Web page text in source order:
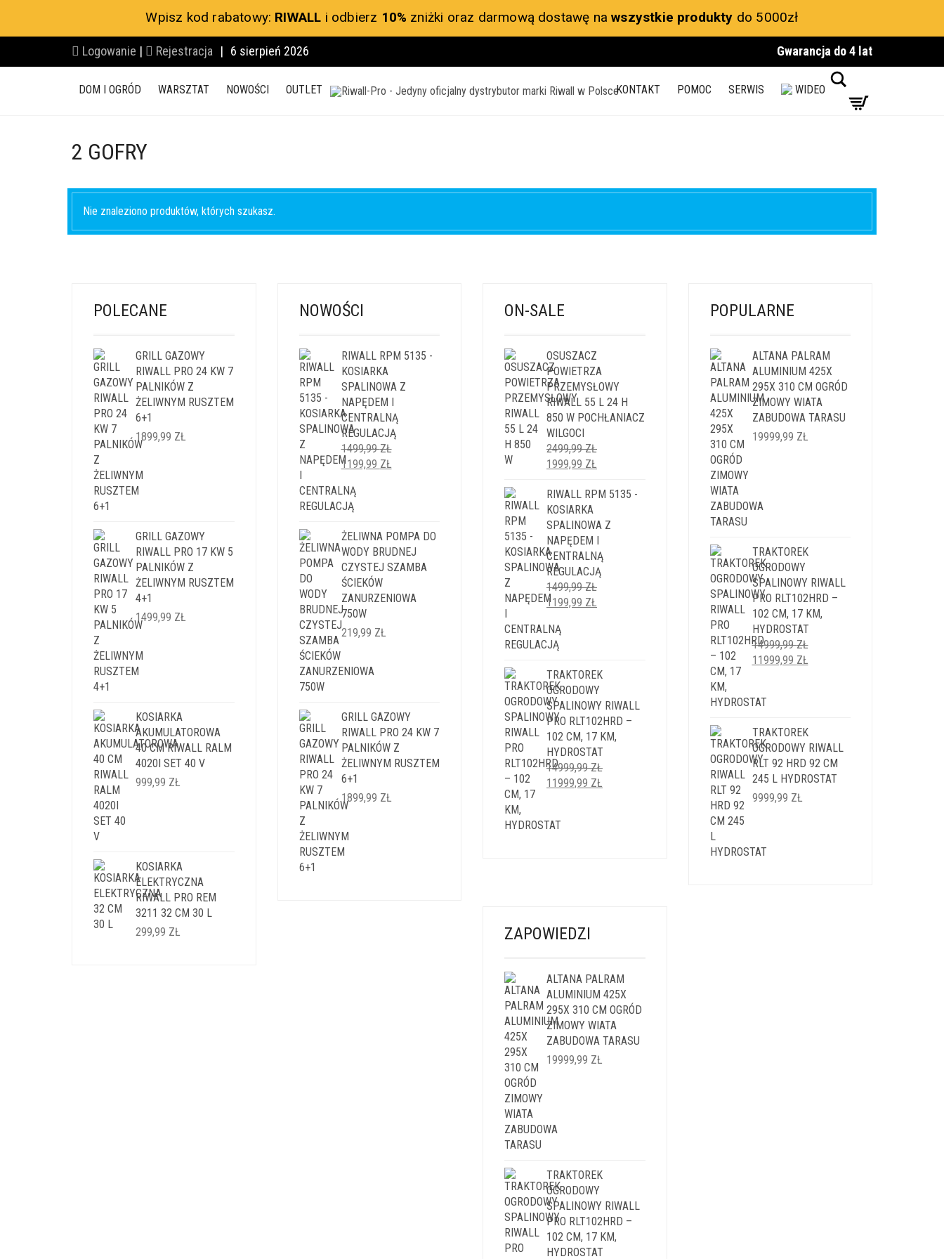
Wpisz kod rabatowy: RIWALL i odbierz 10% zniżki oraz darmową dostawę nawszystkie produkty do 5000zł
Logowanie | Rejestracja | 6 sierpień 2026 Gwarancja do 4 lat
DOM I OGRÓD WARSZTAT NOWOŚCI OUTLET KONTAKT POMOC SERWIS WIDEO
2 GOFRY
Nie znaleziono produktów, których szukasz.
POLECANE
GRILL GAZOWY
RIWALL PRO 24 KW 7
PALNIKÓW Z
ŻELIWNYM RUSZTEM
6+1
1899,99 ZŁ
GRILL GAZOWY
RIWALL PRO 17 KW 5
PALNIKÓW Z
ŻELIWNYM RUSZTEM
4+1
1499,99 ZŁ
KOSIARKA
AKUMULATOROWA
40 CM RIWALL RALM
4020I SET 40 V
999,99 ZŁ
KOSIARKA
ELEKTRYCZNA
RIWALL PRO REM
3211 32 CM 30 L
299,99 ZŁ
NOWOŚCI
RIWALL RPM 5135 -
KOSIARKA
SPALINOWA Z
NAPĘDEM I
CENTRALNĄ
REGULACJĄ
1499,99ZŁ
PIERWOTNA
WYNOSIŁA:
1499,99 ZŁ.
1199,99 ZŁAKTUALNA
ŻELIWNA POMPA DO
WODY BRUDNEJ
CZYSTEJ SZAMBA
ŚCIEKÓW
ZANURZENIOWA
750W
219,99 ZŁ
GRILL GAZOWY
RIWALL PRO 24 KW 7
PALNIKÓW Z
ŻELIWNYM RUSZTEM
6+1
1899,99 ZŁ
ON-SALE
OSUSZACZ
POWIETRZA
PRZEMYSŁOWY
RIWALL 55 L 24 H
850 W POCHŁANIACZ
WILGOCI
2499,99ZŁ
PIERWOTNA
WYNOSIŁA:
2499,99 ZŁ.
1999,99 ZŁ
WYNOSI:
RIWALL RPM 5135 -
KOSIARKA
SPALINOWA Z
NAPĘDEM I
CENTRALNĄ
REGULACJĄ
1499,99ZŁ
PIERWOTNA
WYNOSIŁA:
1499,99 ZŁ.
1199,99 ZŁ
TRAKTOREK
OGRODOWY
SPALINOWY RIWALL
PRO RLT102HRD –
102 CM, 17 KM,
HYDROSTAT
14999,99ZŁ
PIERWOTNA
14999,99 ZŁ.
11999,99 ZŁ
POPULARNE
ALTANA PALRAM
ALUMINIUM 425X
295X 310 CM OGRÓD
ZIMOWY WIATA
ZABUDOWA TARASU
19999,99 ZŁ
TRAKTOREK
OGRODOWY
SPALINOWY RIWALL
PRO RLT102HRD –
102 CM, 17 KM,
HYDROSTAT
14999,99ZŁ
PIERWOTNA
14999,99 ZŁ.
11999,99 ZŁAKTUALNA
TRAKTOREK
OGRODOWY RIWALL
RLT 92 HRD 92 CM
245 L HYDROSTAT
9999,99 ZŁ
ZAPOWIEDZI
ALTANA PALRAM
ALUMINIUM 425X
295X 310 CM OGRÓD
ZIMOWY WIATA
ZABUDOWA TARASU
19999,99 ZŁ
TRAKTOREK
OGRODOWY
SPALINOWY RIWALL
PRO RLT102HRD –
102 CM, 17 KM,
HYDROSTAT